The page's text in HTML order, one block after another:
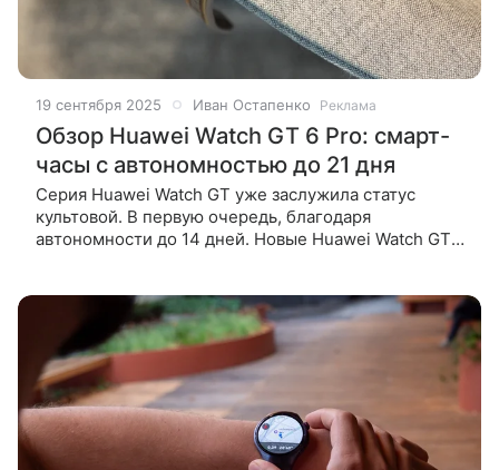
19 сентября 2025 Иван Остапенко Реклама
Обзор Huawei Watch GT 6 Pro: смарт-
часы с автономностью до 21 дня
Серия Huawei Watch GT уже заслужила статус
культовой. В первую очередь, благодаря
автономности до 14 дней. Новые Huawei Watch GT 6